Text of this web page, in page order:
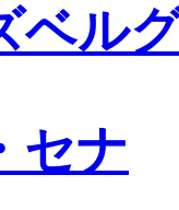
ベル
セナ